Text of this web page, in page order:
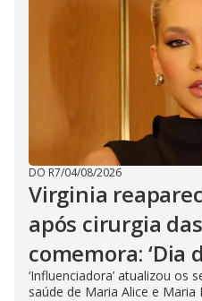
DO R7/04/08/2026
Virginia
após cirurgia
comemora: ‘Dia
‘Influenciadora’ atualizou os
saúde de Maria Alice e Maria